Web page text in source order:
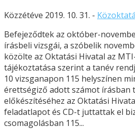
Közzétéve 2019. 10. 31. -
Befejeződtek az október-
írásbeli vizsgái, a szóbelik
közölte az Oktatási Hivatal az
tájékoztatása szerint a tanév
10 vizsganapon 115 helyszínen
érettségiző adott számot írásban
előkészítéséhez az Oktatási
feladatlapot és CD-t juttattak el
csomagolásban 115...